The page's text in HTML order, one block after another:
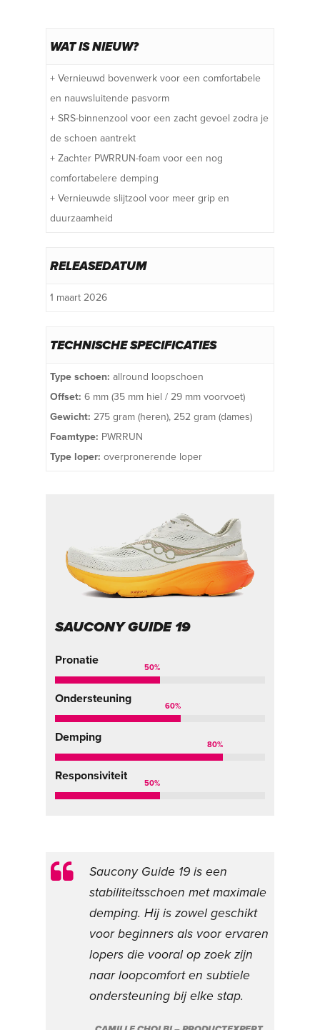
WAT IS NIEUW?
+ Vernieuwd bovenwerk voor een comfortabele
en nauwsluitende pasvorm
+ SRS-binnenzool voor een zacht gevoel zodra je
de schoen aantrekt
+ Zachter PWRRUN-foam voor een nog
comfortabelere demping
+ Vernieuwde slijtzool voor meer grip en
duurzaamheid
RELEASEDATUM
1 maart 2026
TECHNISCHE SPECIFICATIES
Type schoen: allround loopschoen
Offset: 6 mm (35 mm hiel / 29 mm voorvoet)
Gewicht: 275 gram (heren), 252 gram (dames)
Foamtype: PWRRUN
Type loper: overpronerende loper
SAUCONY GUIDE 19
Pronatie
50%
Ondersteuning
60%
Demping
80%
Responsiviteit
50%
Saucony Guide 19 is een
stabiliteitsschoen met maximale
demping. Hij is zowel geschikt
voor beginners als voor ervaren
lopers die vooral op zoek zijn
naar loopcomfort en subtiele
ondersteuning bij elke stap.